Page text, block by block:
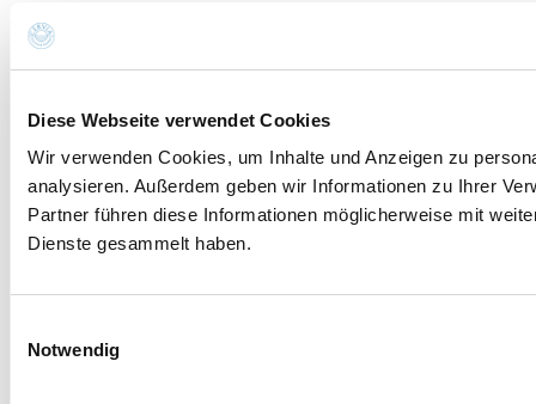
Diese Webseite verwendet Cookies
Wir verwenden Cookies, um Inhalte und Anzeigen zu
analysieren. Außerdem geben wir Informationen zu Ihrer
Partner führen diese Informationen möglicherweise mit
Dienste gesammelt haben.
Notwendig